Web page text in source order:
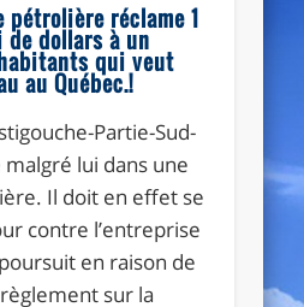
pétrolière réclame 1
dollars à un
qui veut
au Québec.!
Partie-Sud-
lui dans une
Il doit en effet se
contre l’entreprise
en raison de
règlement sur la